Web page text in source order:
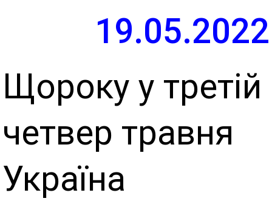
19.05.2022
Щороку у третій
четвер травня
Україна